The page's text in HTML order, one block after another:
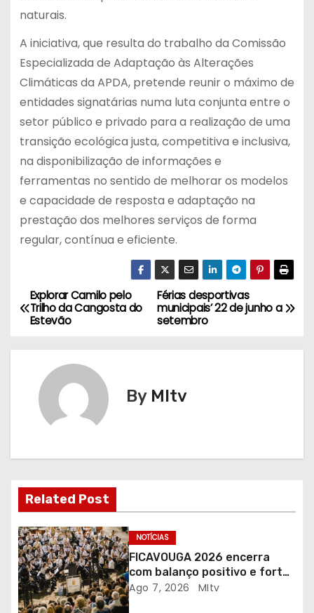
naturais.
A iniciativa, que resulta do trabalho da Comissão
Especializada de Adaptação às Alterações
Climáticas da APDA, pretende reunir o máximo de
entidades signatárias numa luta conjunta entre o
setor público e privado para a realização de uma
transição ecológica justa, competitiva e inclusiva,
na disponibilização de informações e
ferramentas no sentido de melhorar os modelos
e capacidade de resposta e adaptação na
prestação dos melhores serviços de forma
regular, contínua e eficiente.
N
a
ç
ã
o
d
e
Férias desportivas
municipais’ 22 de junho a
setembro
Explorar Camilo pelo
Trilho da Cangosta do
Estevão
By MItv
Related Post
NOTÍCIAS
FICAVOUGA 2026 encerra
com balanço positivo e forte
adesão da comunidade
Ago 7, 2026 MItv